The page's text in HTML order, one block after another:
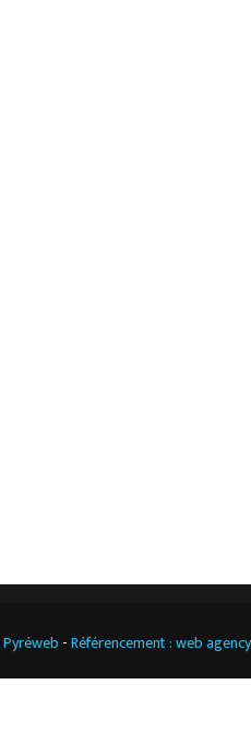
-Référencement : web